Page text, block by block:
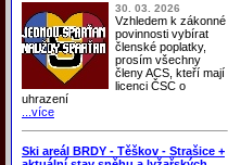
30. 03. 2026
Vzhledem k zákonné
povinnosti vybírat
členské poplatky,
prosím všechny
členy ACS, kteří mají
licenci ČSC o
uhrazení
...více
Ski areál BRDY - Těškov - Strašice +